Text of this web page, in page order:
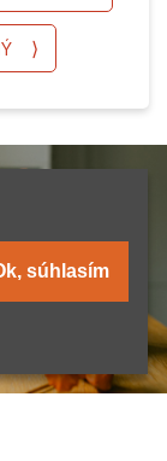
⟩
súhlasím